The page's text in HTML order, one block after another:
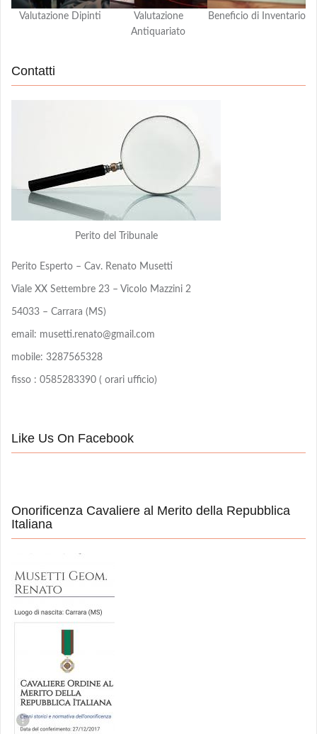
Valutazione Dipinti
Valutazione
Antiquariato
Beneficio di Inventario
Contatti
Perito del Tribunale
Perito Esperto – Cav. Renato Musetti
Viale XX Settembre 23 – Vicolo Mazzini 2
54033 – Carrara (MS)
email: musetti.renato@gmail.com
mobile: 3287565328
fisso : 0585283390 ( orari ufficio)
Like Us On Facebook
Onorificenza Cavaliere al Merito della Repubblica
Italiana